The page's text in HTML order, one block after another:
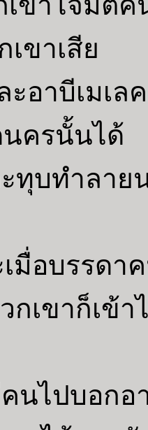
ขาเสีย
าบีเมเลค
ครนั้นได้
ทุบทำลาย
อบรรดาค
เขาก็เข้า
นไปบอกอ